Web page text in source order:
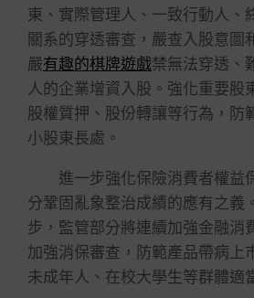
東、實際管理人、一致行動人、
關系的穿透審查，嚴查入股意圖
嚴有趣的棋牌遊戲禁無法穿透、
人的企業增資入股。強化重要股
股權質押、股份轉讓等行為，防
小股東長處。
進一步強化保險消費者權益
分鞏固亂象整治成績的應有之義
步，監管部分將連續加強金融消
加強消保審查，防範產品帶病上
未成年人、在校大學生等群體適